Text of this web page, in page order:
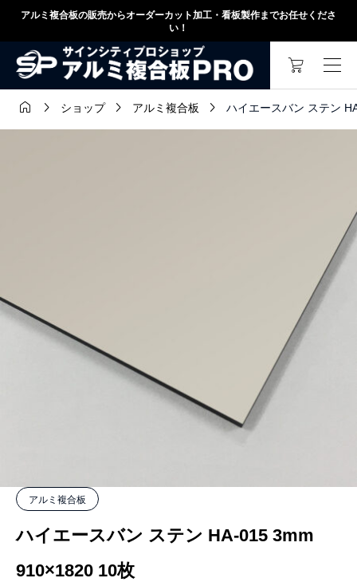
アルミ複合板の販売からオーダーカット加工・看板製作までお任せくださ
い！
  ショップ  アルミ複合板  ハイエースバン ステン
アルミ複合板
ハイエースバン ステン HA-015 3mm
910×1820 10枚